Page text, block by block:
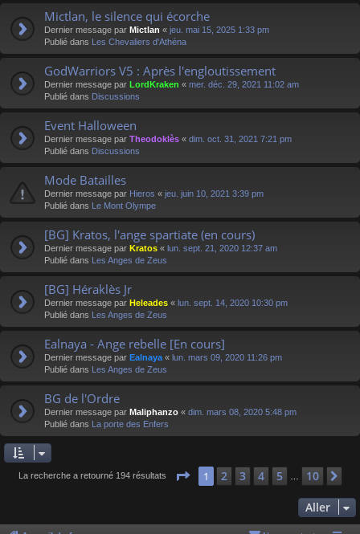
Mictlan, le silence qui écorche
Dernier message par Mictlan « jeu. mai 15, 2025 1:33 pm
Publié dans Les Chevaliers d'Athéna
GodWarriors V5 : Après l'engloutissement
Dernier message par LordKraken « mer. déc. 29, 2021 11:02 am
Publié dans Discussions
Event Halloween
Dernier message par Theodoklès « dim. oct. 31, 2021 7:21 pm
Publié dans Discussions
Mode Batailles
Dernier message par Hieros « jeu. juin 10, 2021 3:39 pm
Publié dans Le Mont Olympe
[BG] Kratos, l'ange spartiate (en cours)
Dernier message par Kratos « lun. sept. 21, 2020 12:37 am
Publié dans Les Anges de Zeus
[BG] Héraklès Jr
Dernier message par Heleades « lun. sept. 14, 2020 10:30 pm
Publié dans Les Anges de Zeus
Ealnaya - Ange rebelle [En cours]
Dernier message par Ealnaya « lun. mars 09, 2020 11:26 pm
Publié dans Les Anges de Zeus
BG de l'Ordre
Dernier message par Maliphanzo « dim. mars 08, 2020 5:48 pm
Publié dans La porte des Enfers
La recherche a retourné 194 résultats Page 1sur 10
1 2 3 4 5 10
Aller